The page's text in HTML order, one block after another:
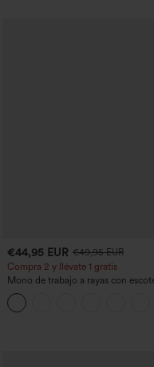
€44,95 EUR €49,95 EUR
Compra 2 y llévate 1 gratis
Mono de trabajo a rayas con
barco, sin mangas, lazo lateral, tacto
Cool Touch y bolsillos - Edición
Peezy